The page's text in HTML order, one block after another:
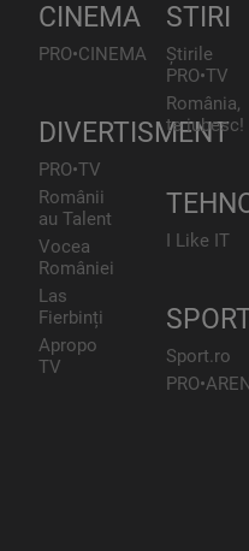
CINEMA
PRO•CINEMA
DIVERTISMENT
PRO•TV
Românii
au Talent
Vocea
României
Las
Fierbinți
Apropo
TV
STIRI
Știrile
PRO•TV
România,
te iubesc!
I Like IT
Sport.ro